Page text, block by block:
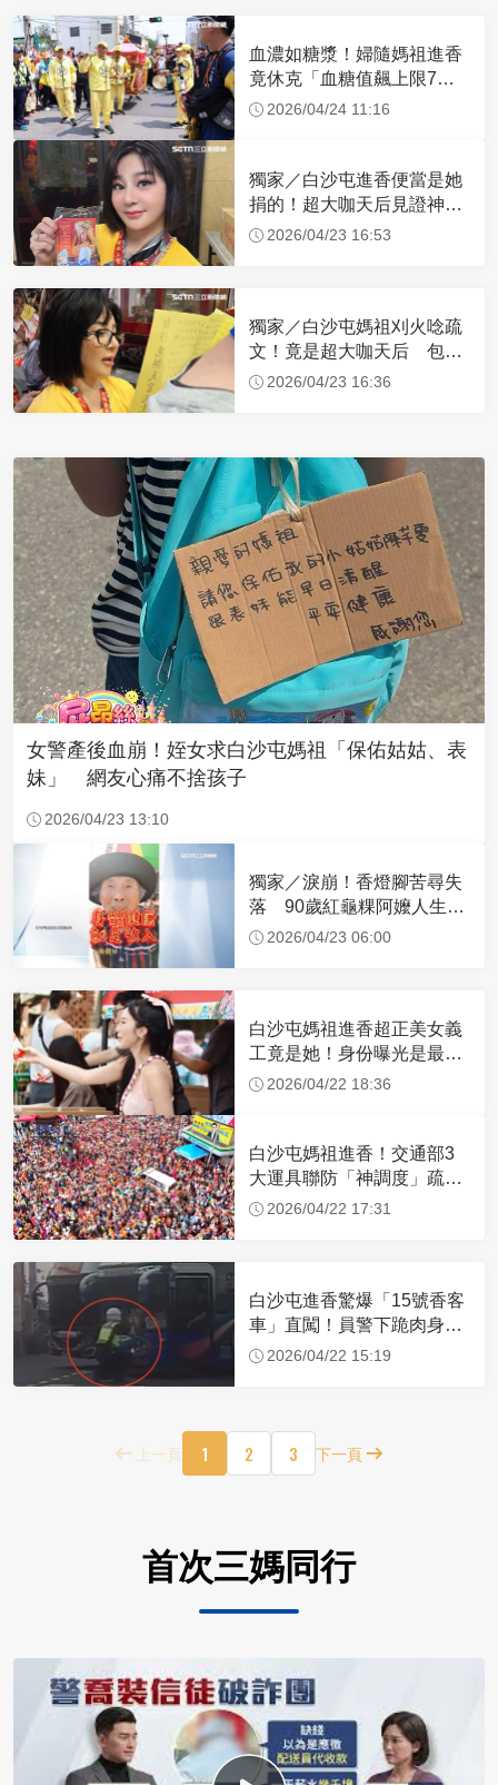
血濃如糖漿！婦隨媽祖進香
竟休克「血糖值飆上限7
倍」 醫曝原因
2026/04/24 11:16
獨家／白沙屯進香便當是她
捐的！超大咖天后見證神
蹟 一靠近媽祖就爆哭
2026/04/23 16:53
獨家／白沙屯媽祖刈火唸疏
文！竟是超大咖天后 包尿
布忍尿5小時不喊累
2026/04/23 16:36
女警產後血崩！姪女求白沙屯媽祖「保佑姑姑、表
妹」 網友心痛不捨孩子
2026/04/23 13:10
獨家／淚崩！香燈腳苦尋失
落 90歲紅龜粿阿嬤人生謝
幕2026/04/23 06:00
白沙屯媽祖進香超正美女義
工竟是她！身份曝光是最美
禮生 一輩子不結婚
2026/04/22 18:36
白沙屯媽祖進香！交通部3
大運具聯防「神調度」疏運
32.1萬創新高
2026/04/22 17:31
白沙屯進香驚爆「15號香客
車」直闖！員警下跪肉身擋
車：讓行人先過
2026/04/22 15:19
上一頁 1 2 3 下一頁
首次三媽同行